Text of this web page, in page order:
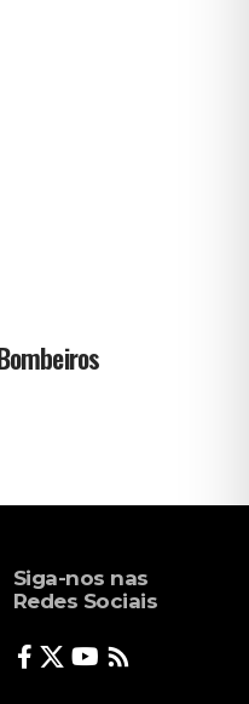
Siga-nos nas
Redes Sociais